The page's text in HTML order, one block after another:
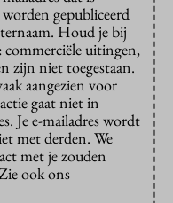
gepubliceerd
Houd je bij
uitingen,
zijn niet toegestaan.
aangezien voor
gaat niet in
Je e-mailadres wordt
met derden. We
met je zouden
ook ons